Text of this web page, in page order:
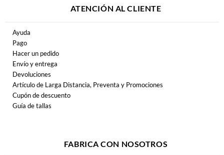
ATENCIÓN AL CLIENTE
Ayuda
Pago
Hacer un pedido
Envío y entrega
Devoluciones
Artículo de Larga Distancia, Preventa y Promociones
Cupón de descuento
Guía de tallas
FABRICA CON NOSOTROS